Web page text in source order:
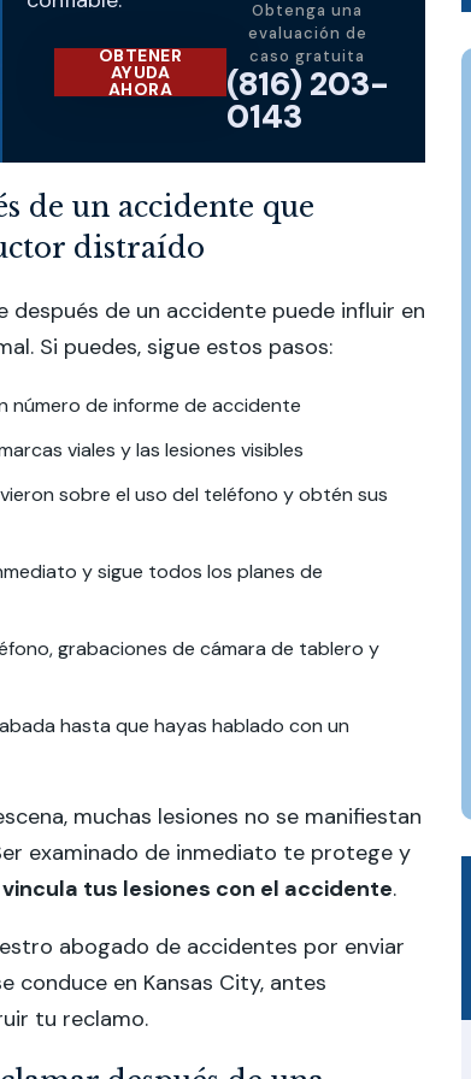
OBTENER
AYUDA
AHORA
Obtenga una
evaluación de
caso gratuita
(816) 203-
0143
de un accidente que
distraído
después de un accidente puede influir en
Si puedes, sigue estos pasos:
número de informe de accidente
viales y las lesiones visibles
sobre el uso del teléfono y obtén sus
y sigue todos los planes de
grabaciones de cámara de tablero y
hasta que hayas hablado con un
muchas lesiones no se manifiestan
examinado de inmediato te protege y
tus lesiones con el accidente.
abogado de accidentes por enviar
conduce en Kansas City, antes
tu reclamo.